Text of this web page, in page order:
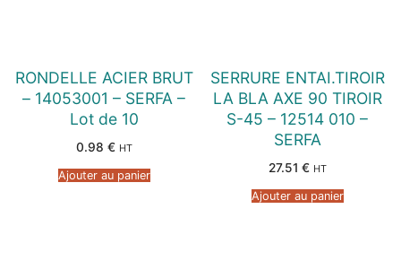
RONDELLE ACIER BRUT
– 14053001 – SERFA –
Lot de 10
0.98 € HT
Ajouter au panier
SERRURE ENTAI.TIROIR
LA BLA AXE 90 TIROIR
S-45 – 12514 010 –
SERFA
27.51 € HT
Ajouter au panier